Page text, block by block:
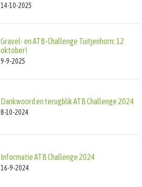
14-10-2025
Gravel- en ATB-Challenge Tuitjenhorn: 12
oktober!
9-9-2025
Dankwoord en terugblik ATB Challenge 2024
8-10-2024
Informatie ATB Challenge 2024
16-9-2024